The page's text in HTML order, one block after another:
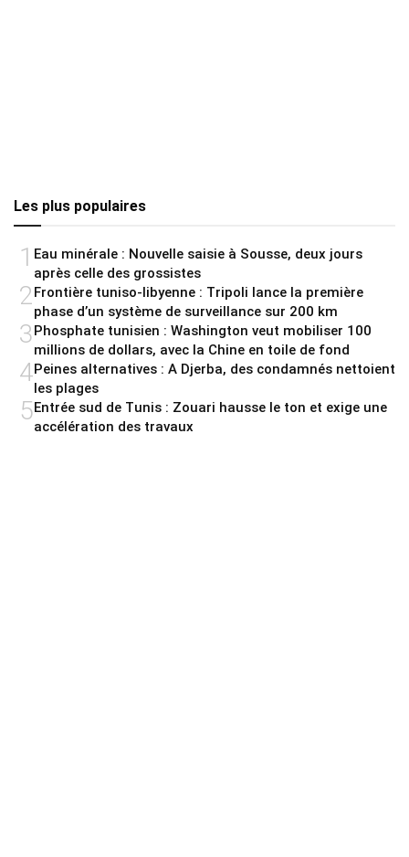
Les plus populaires
1 Eau minérale : Nouvelle saisie à Sousse, deux jours
après celle des grossistes
2 Frontière tuniso-libyenne : Tripoli lance la première
phase d’un système de surveillance sur 200 km
3Phosphate tunisien : Washington veut mobiliser 100
millions de dollars, avec la Chine en toile de fond
4Peines alternatives : A Djerba, des condamnés nettoient
les plages
5Entrée sud de Tunis : Zouari hausse le ton et exige une
accélération des travaux